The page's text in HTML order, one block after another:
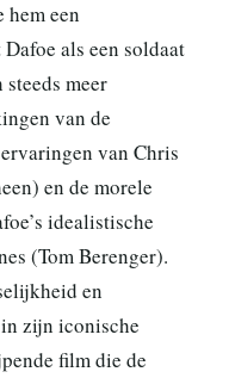
hem een
als een soldaat
meer
van de
van Chris
en de morele
idealistische
(Tom Berenger).
en
zijn iconische
film die de